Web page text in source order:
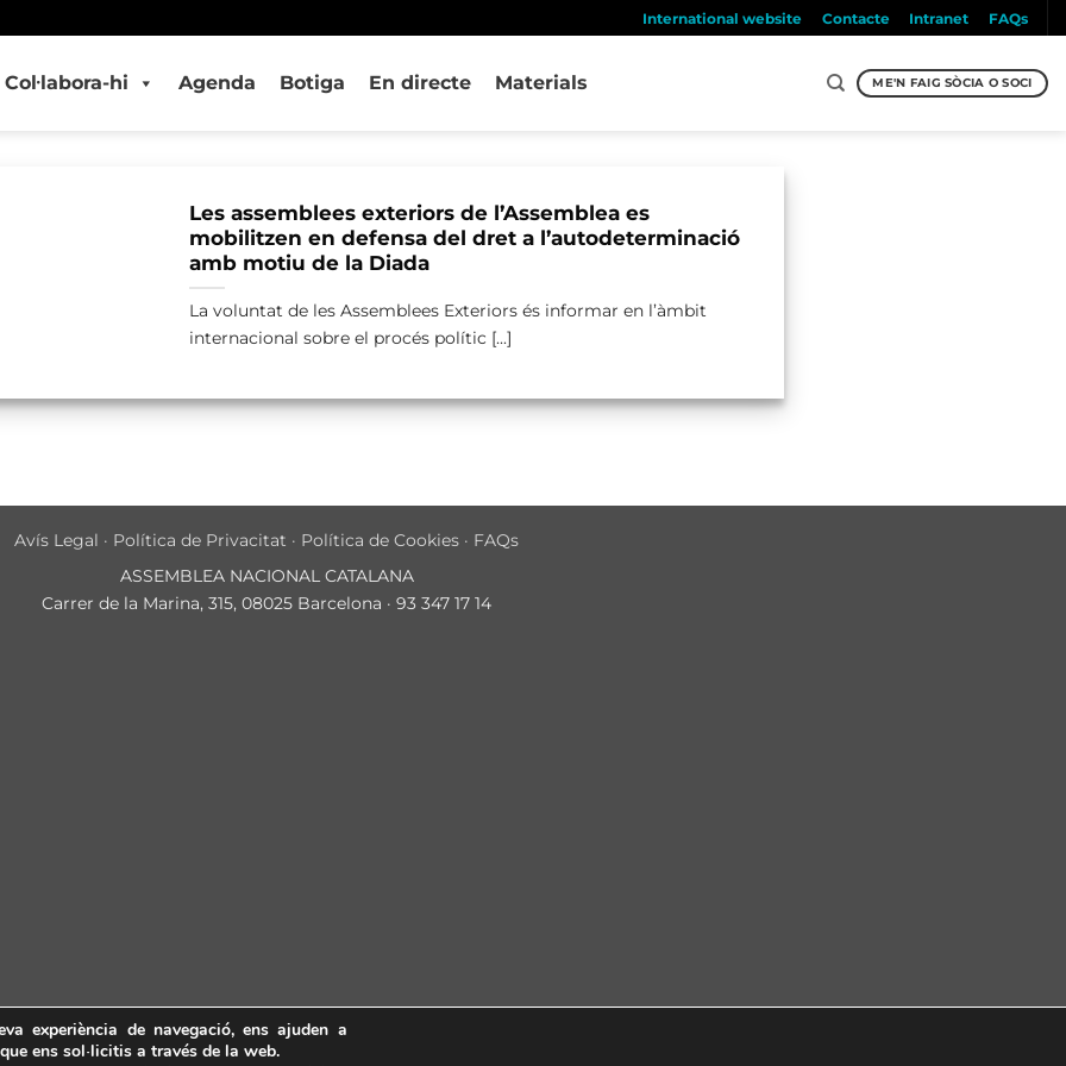
International website Contacte Intranet FAQs
Col·labora-hi Agenda Botiga En directe Materials ME'N FAIG SÒCIA O SOCI
Les assemblees exteriors de l’Assemblea es
mobilitzen en defensa del dret a l’autodeterminació
amb motiu de la Diada
La voluntat de les Assemblees Exteriors és informar en l’àmbit
internacional sobre el procés polític [...]
Avís Legal · Política de Privacitat · Política de Cookies · FAQs
ASSEMBLEA NACIONAL CATALANA
Carrer de la Marina, 315, 08025 Barcelona · 93 347 17 14
experiència de navegació, ens ajuden a
ens sol·licitis a través de la web.